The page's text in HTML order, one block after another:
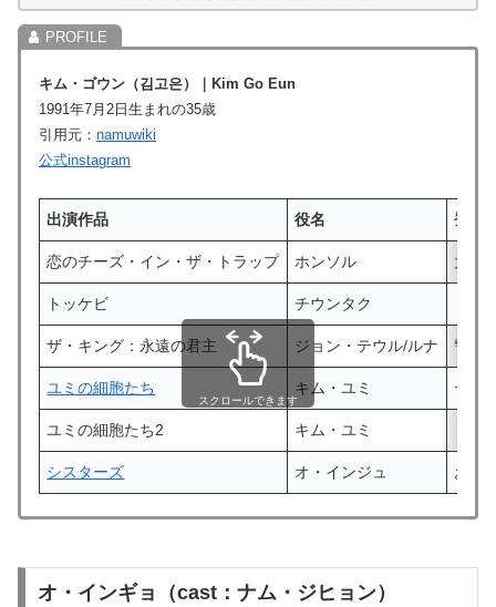
キム・ゴウン（김고은）
｜Kim Go Eun
1991年7月2日生まれの35歳
引用元： namuwiki
公式instagram
出演作品 役名 登場
恋のチーズ・イン・ザ・トラップ ホンソル 大学
トッケビ チウンタク
ザ・キング：永遠の君主 ジョン・テウル/ルナ 警察
ユミの細胞たち キム・ユミ テハ
ユミの細胞たち2 キム・ユミ
シスターズ オ・インジュ お金
スクロールできます
オ・インギョ（cast：ナム・ジヒョン）